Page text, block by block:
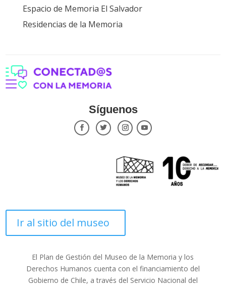
Espacio de Memoria El Salvador
Residencias de la Memoria
Síguenos
Ir al sitio del museo
El Plan de Gestión del Museo de la Memoria y los
Derechos Humanos cuenta con el financiamiento del
Gobierno de Chile, a través del Servicio Nacional del